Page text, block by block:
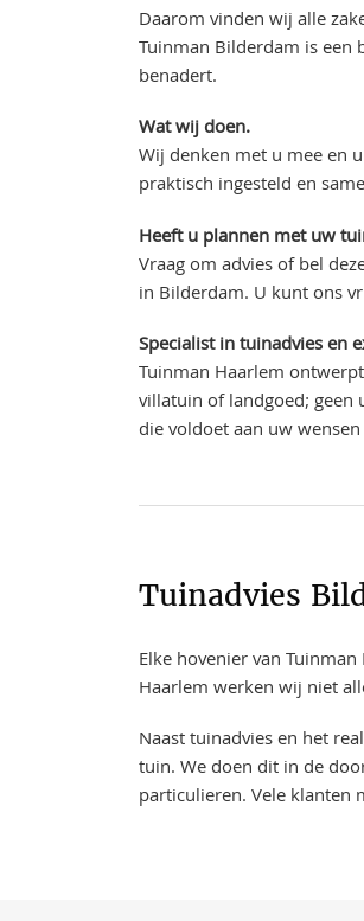
Daarom vinden wij alle
Tuinman Bilderdam is een
benadert.
Wat wij doen.
Wij denken met u mee en
praktisch ingesteld en
Heeft u plannen met uw
Vraag om advies of bel
in Bilderdam. U kunt ons
Specialist in tuinadvies en
Tuinman Haarlem
villatuin of landgoed; geen
die voldoet aan uw
Tuinadvies
Elke hovenier van
Haarlem werken wij niet
Naast tuinadvies en het
tuin. We doen dit in de
particulieren. Vele klanten